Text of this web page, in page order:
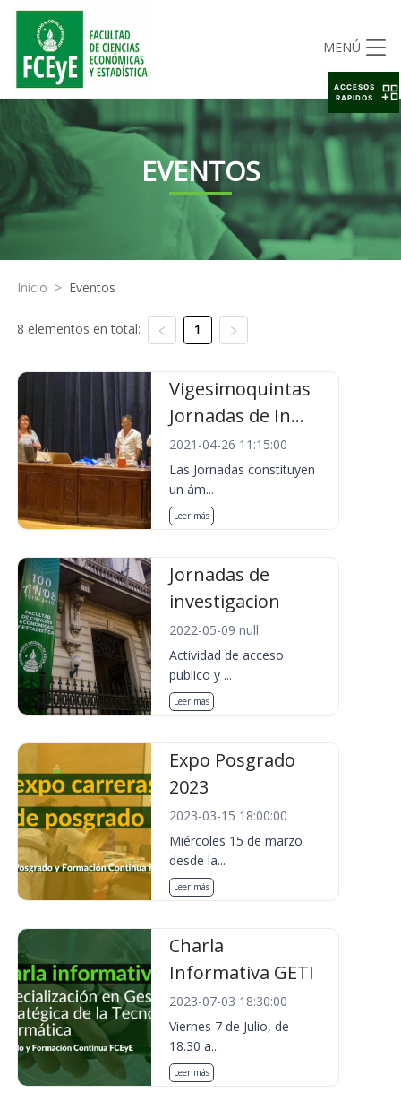
MENÚ
EVENTOS
Inicio > Eventos
8 elementos en total: 1
Vigesimoquintas
Jornadas de In...
2021-04-26 11:15:00
Las Jornadas constituyen
un ám...
Leer más
Jornadas de
investigacion
2022-05-09 null
Actividad de acceso
publico y ...
Leer más
Expo Posgrado
2023
2023-03-15 18:00:00
Miércoles 15 de marzo
desde la...
Leer más
Charla
Informativa GETI
2023-07-03 18:30:00
Viernes 7 de Julio, de
18.30 a...
Leer más
ACCESOS
RAPIDOS